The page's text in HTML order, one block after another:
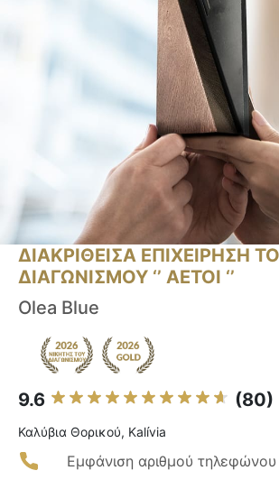
ΔΙΑΚΡΙΘΕΙΣΑ ΕΠΙΧΕΙΡΗΣΗ
ΔΙΑΓΩΝΙΣΜΟΥ ‘’ ΑΕΤΟΙ ‘’
Olea Blue
9.6 (80)
Καλύβια Θορικού, Kalívia
Εμφάνιση αριθμού τηλεφώνου